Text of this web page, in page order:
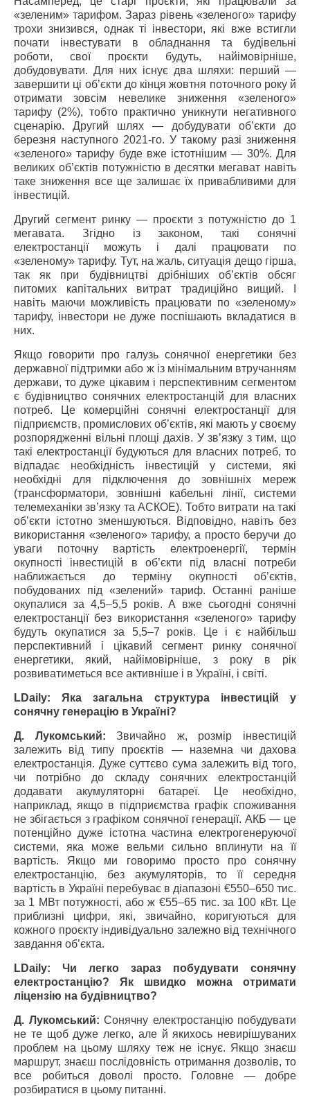
«зеленим» тарифом. Зараз рівень «зеленого» тарифу
трохи знизився, однак ті інвестори, які вже встигли
почати інвестувати в обладнання та будівельні
роботи, свої проєкти будуть, найімовірніше,
добудовувати. Для них існує два шляхи: перший —
завершити ці об’єкти до кінця жовтня поточного року й
отримати зовсім невелике зниження «зеленого»
тарифу (2%), тобто практично уникнути негативного
сценарію. Другий шлях — добудувати об’єкти до
березня наступного 2021-го. У такому разі зниження
«зеленого» тарифу буде вже істотнішим — 30%. Для
великих об’єктів потужністю в десятки мегават навіть
таке зниження все ще залишає їх привабливими для
інвестицій.
Другий сегмент ринку — проєкти з потужністю до 1
мегавата. Згідно із законом, такі сонячні
електростанції можуть і далі працювати по
«зеленому» тарифу. Тут, на жаль, ситуація дещо гірша,
так як при будівництві дрібніших об’єктів обсяг
питомих капітальних витрат традиційно вищий. І
навіть маючи можливість працювати по «зеленому»
тарифу, інвестори не дуже поспішають вкладатися в
них.
Якщо говорити про галузь сонячної енергетики без
державної підтримки або ж із мінімальним втручанням
держави, то дуже цікавим і перспективним сегментом
є будівництво сонячних електростанцій для власних
потреб. Це комерційні сонячні електростанції для
підприємств, промислових об’єктів, які мають у своєму
розпорядженні вільні площі дахів. У зв’язку з тим, що
такі електростанції будуються для власних потреб, то
відпадає необхідність інвестицій у системи, які
необхідні для підключення до зовнішніх мереж
(трансформатори, зовнішні кабельні лінії, системи
телемеханіки зв’язку та АСКОЕ). Тобто витрати на такі
об’єкти істотно зменшуються. Відповідно, навіть без
використання «зеленого» тарифу, а просто беручи до
уваги поточну вартість електроенергії, термін
окупності інвестицій в об’єкти під власні потреби
наближається до терміну окупності об’єктів,
побудованих під «зелений» тариф. Останні раніше
окупалися за 4,5–5,5 років. А вже сьогодні сонячні
електростанції без використання «зеленого» тарифу
будуть окупатися за 5,5–7 років. Це і є найбільш
перспективний і цікавий сегмент ринку сонячної
енергетики, який, найімовірніше, з року в рік
розвиватиметься все активніше і в Україні, і світі.
LDaily: Яка загальна структура інвестицій у
сонячну генерацію в Україні?
Д. Лукомський: Звичайно ж, розмір інвестицій
залежить від типу проєктів — наземна чи дахова
електростанція. Дуже суттєво сума залежить від того,
чи потрібно до складу сонячних електростанцій
додавати акумуляторні батареї. Це необхідно,
наприклад, якщо в підприємства графік споживання
не збігається з графіком сонячної генерації. АКБ — це
потенційно дуже істотна частина електрогенеруючої
системи, яка може вельми сильно вплинути на її
вартість. Якщо ми говоримо просто про сонячну
електростанцію, без акумуляторів, то її середня
вартість в Україні перебуває в діапазоні €550–650 тис.
за 1 МВт потужності, або ж €55–65 тис. за 100 кВт. Це
приблизні цифри, які, звичайно, коригуються для
кожного проєкту індивідуально залежно від технічного
завдання об’єкта.
LDaily: Чи легко зараз побудувати сонячну
електростанцію? Як швидко можна отримати
ліцензію на будівництво?
Д. Лукомський: Сонячну електростанцію побудувати
не те щоб дуже легко, але й якихось невирішуваних
проблем на цьому шляху теж не існує. Якщо знаєш
маршрут, знаєш послідовність отримання дозволів, то
все робиться доволі просто. Головне — добре
розбиратися в цьому питанні.